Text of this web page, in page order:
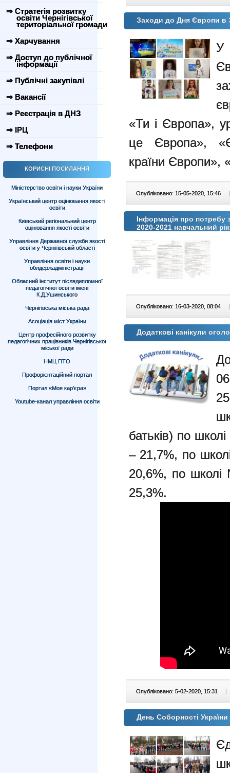
⇒ Стратегія розвитку
освіти Чернігівської
територіальної громади
⇒ Харчування
⇒ Доступ до публічної
інформації
⇒ Публічні закупівлі
⇒ Вакансії
⇒ Реєстрація в ДНЗ
⇒ ІРЦ
⇒ Телефони
КОРИСНІ ПОСИЛАННЯ
Міністерство освіти і науки України
Український центр оцінювання якості
освіти
Київський регіональний центр
оцінювання якості освіти
Управління Державної служби якості
освіти у Чернігівській області
Управління освіти і науки
облдержадміністрації
Обласний інститут післядипломної
педагогічної освіти імені
К.Д.Ушинського
Чернігівська міська рада
Асоціація міст України
Центр професійного розвитку
педагогічних працівників Чернігівської
міської ради
НМЦ ПТО
Профорієнтаційний портал
Портал «Моя кар’єра»
Youtube-канал управління освіти
Заходи до Дня Європи в
У
«Ти і Європа»,
це Європа»,
країни
Опубліковано: 15-05-2020, 15:46 |
Інформація про потребу
2020-2021 навчальний
Опубліковано: 16-03-2020, 08:04
Додаткові канікули
батьків) по
– 21,7%, по
20,6%, по
25,3%.
Опубліковано: 5-02-2020, 15:31
День Соборності